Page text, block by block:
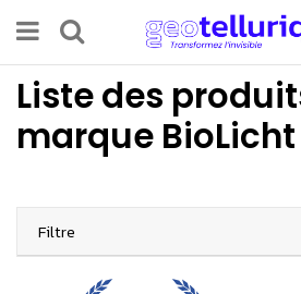
Liste des
marque BioLicht
Filtre